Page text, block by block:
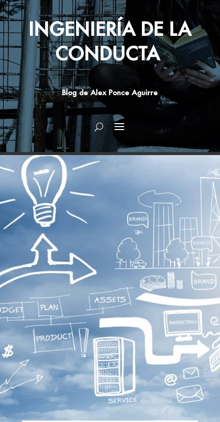
INGENIERÍA DE LA
CONDUCTA
Blog de Alex Ponce Aguirre